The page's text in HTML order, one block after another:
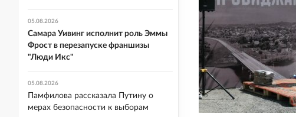
05.08.2026
Самара Уивинг исполнит роль Эммы
Фрост в перезапуске франшизы
"Люди Икс"
05.08.2026
Памфилова рассказала Путину о
мерах безопасности к выборам